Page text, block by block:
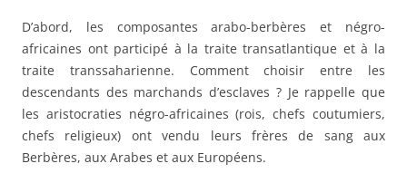
D’abord, les composantes arabo-berbères et négro-
africaines ont participé à la traite transatlantique et à la
traite transsaharienne. Comment choisir entre les
descendants des marchands d’esclaves ? Je rappelle que
les aristocraties négro-africaines (rois, chefs coutumiers,
chefs religieux) ont vendu leurs frères de sang aux
Berbères, aux Arabes et aux Européens.